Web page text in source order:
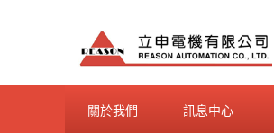
關於我們 訊息中心